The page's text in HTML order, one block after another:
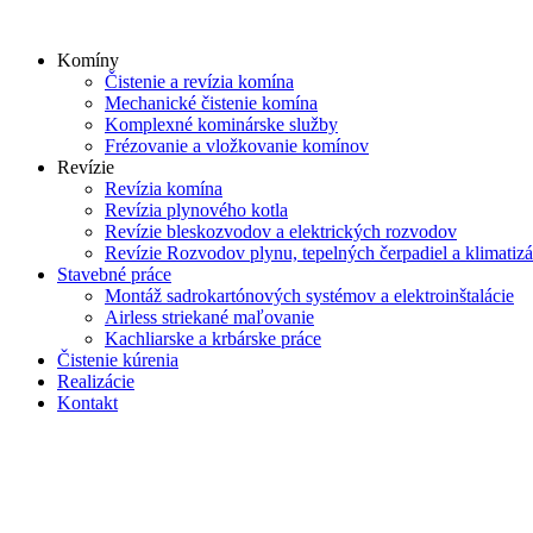
contentKomíny
Čistenie a revízia komína
Mechanické čistenie komína
Komplexné kominárske služby
Frézovanie a vložkovanie komínov
Revízie
Revízia komína
Revízia plynového kotla
Revízie bleskozvodov a elektrických rozvodov
Revízie Rozvodov plynu, tepelných čerpadiel a
Stavebné práce
Montáž sadrokartónových systémov a elektroinštalácie
Airless striekané maľovanie
Kachliarske a krbárske práce
Čistenie kúrenia
Realizácie
Kontakt